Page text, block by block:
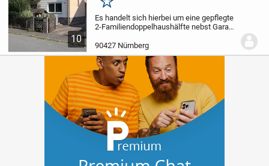
10
Merken
Es handelt sich hierbei um eine gepflegte
2-Familiendoppelhaushälfte nebst Garage
Immobilie gelangen Sie in das helle
Treppenhaus. Der Treppenbelag ist aus
Marmor....
90427 Nürnberg